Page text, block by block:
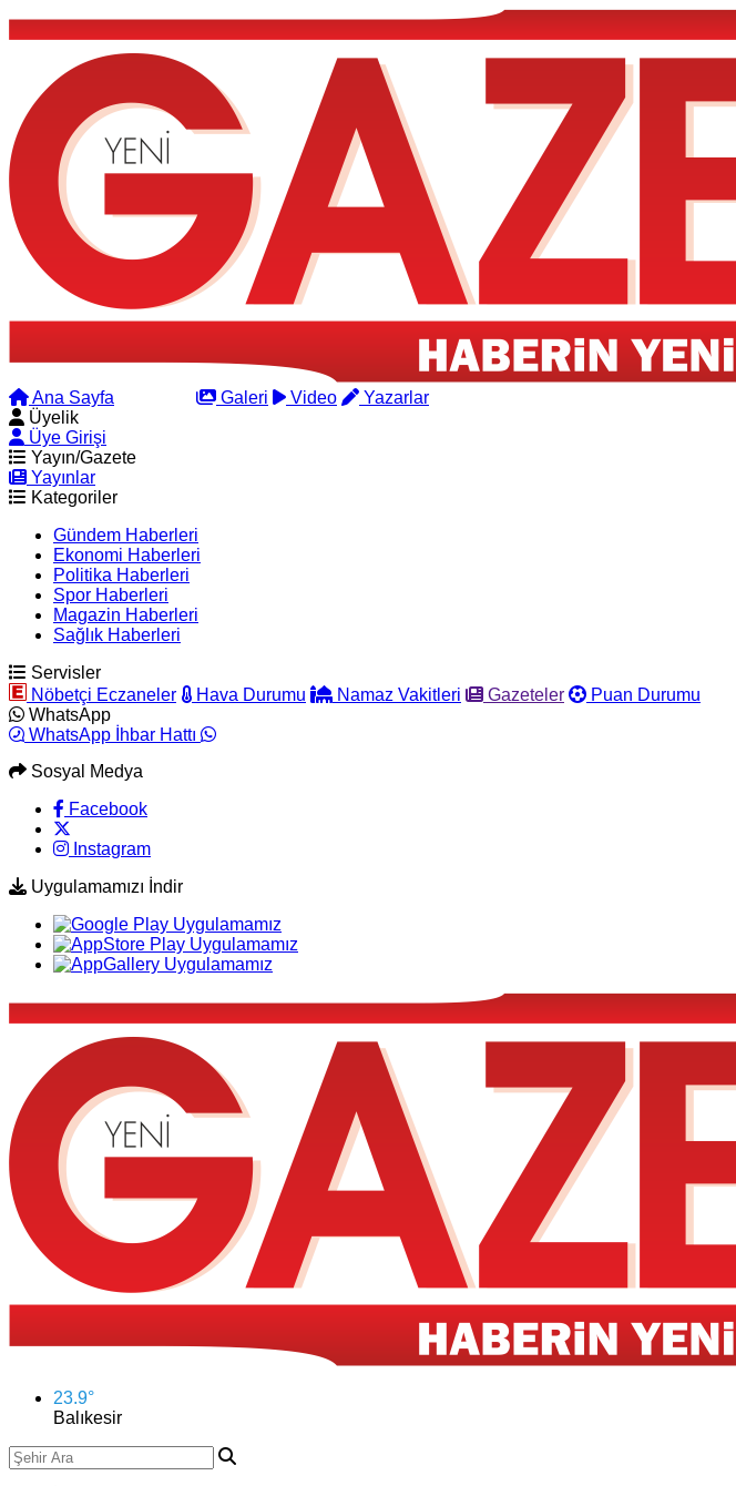
Ana Sayfa Galeri Video
Yazarlar
Üyelik
Üye Girişi
Yayın/Gazete
Yayınlar
Kategoriler
Gündem Haberleri
Ekonomi Haberleri
Politika Haberleri
Spor Haberleri
Magazin Haberleri
Sağlık Haberleri
Servisler
Nöbetçi Eczaneler
Hava Durumu Namaz Vakitleri Gazeteler
Puan Durumu
WhatsApp
WhatsApp İhbar Hattı
Sosyal Medya
Facebook
Instagram
Uygulamamızı İndir
23.9°
Balıkesir